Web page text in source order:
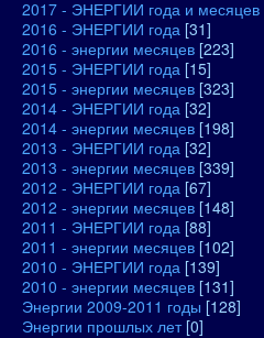
2017 - ЭНЕРГИИ года и месяцев
2016 - ЭНЕРГИИ года [31]
2016 - энергии месяцев [223]
2015 - ЭНЕРГИИ года [15]
2015 - энергии месяцев [323]
2014 - ЭНЕРГИИ года [32]
2014 - энергии месяцев [198]
2013 - ЭНЕРГИИ года [32]
2013 - энергии месяцев [339]
2012 - ЭНЕРГИИ года [67]
2012 - энергии месяцев [148]
2011 - ЭНЕРГИИ года [88]
2011 - энергии месяцев [102]
2010 - ЭНЕРГИИ года [139]
2010 - энергии месяцев [131]
Энергии 2009-2011 годы [128]
Энергии прошлых лет [0]